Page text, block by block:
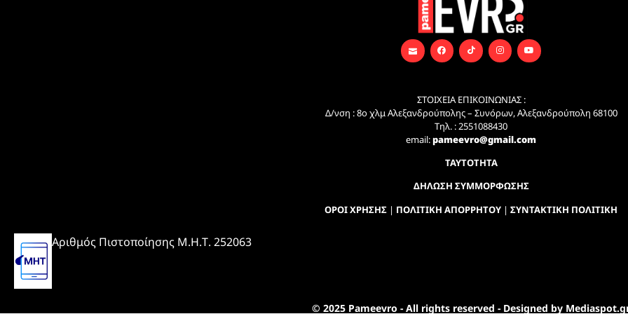
ΣΤΟΙΧΕΙΑ ΕΠΙΚΟΙΝΩΝΙΑΣ :
Δ/νση : 8ο χλμ Αλεξανδρούπολης – Συνόρων, Αλεξανδρούπολη 68100
Τηλ. : 2551088430
email:pameevro@gmail.com
ΤΑΥΤΟΤΗΤΑ
ΔΗΛΩΣΗ ΣΥΜΜΟΡΦΩΣΗΣ
ΟΡΟΙ ΧΡΗΣΗΣ | ΠΟΛΙΤΙΚΗ ΑΠΟΡΡΗΤΟΥ | ΣΥΝΤΑΚΤΙΚΗ ΠΟΛΙΤΙΚΗ
Αριθμός Πιστοποίησης Μ.Η.Τ. 252063
© 2025 Pameevro - All rights reserved - Designed by